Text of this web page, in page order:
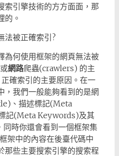
索引擎技術的方方面面，那
的。
法被正確索引?
為何使用框架的網頁無法被
網路爬蟲(crawlers) 的主
確索引的主要原因。在一
，我們一般能夠看到的是網
、描述標記(Meta
記(Meta Keywords)及其
時你還會看到一個框架集
架中的內容在後臺代碼中
那些主要搜索引擎的搜索程